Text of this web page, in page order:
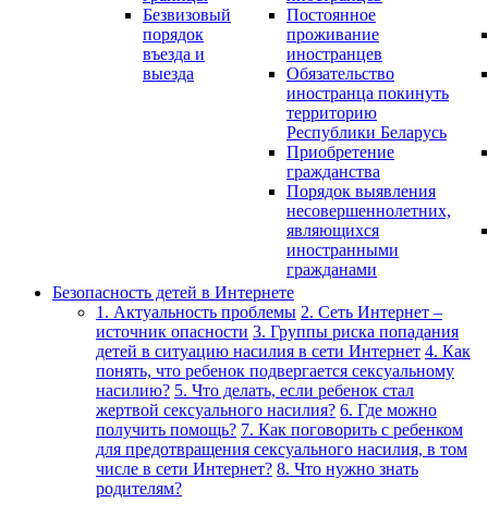
Безвизовый
порядок
въезда и
выезда
Постоянное
проживание
иностранцев
Обязательство
иностранца покинуть
территорию
Республики Беларусь
Приобретение
гражданства
Порядок выявления
несовершеннолетних,
являющихся
иностранными
гражданами
Безопасность детей в Интернете
1. Актуальность проблемы 2. Сеть Интернет –
источник опасности 3. Группы риска попадания
детей в ситуацию насилия в сети Интернет 4. Как
понять, что ребенок подвергается сексуальному
насилию? 5. Что делать, если ребенок стал
жертвой сексуального насилия? 6. Где можно
получить помощь? 7. Как поговорить с ребенком
для предотвращения сексуального насилия, в том
числе в сети Интернет? 8. Что нужно знать
родителям?